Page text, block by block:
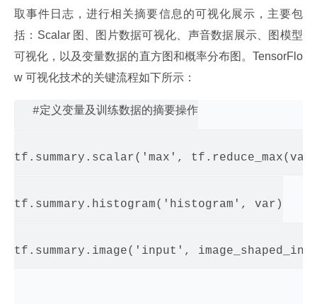
取事件日志，进行相关摘要信息的可视化展示，主要包
括：Scalar 图、图片数据可视化、声音数据展示、图模型
可视化，以及变量数据的直方图和概率分布图。TensorFlo
w 可视化技术的关键流程如下所示：
#定义变量及训练数据的摘要操作
tf.summary.scalar('max',
tf.summary.histogram('histogram', var)
tf.summary.image('input',